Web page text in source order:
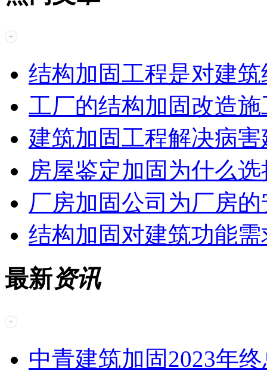
结构加固工程是对建
工厂的结构加固改造
建筑加固工程解决病
房屋鉴定加固为什么
厂房加固公司为厂房
结构加固对建筑功能
最新资讯
中青建筑加固2023年